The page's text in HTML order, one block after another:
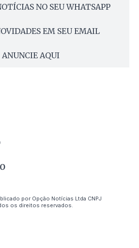
NO SEU WHATSAPP
EM SEU EMAIL
ANUNCIE AQUI
por Opção Notícias Ltda CNPJ
os direitos reservados.